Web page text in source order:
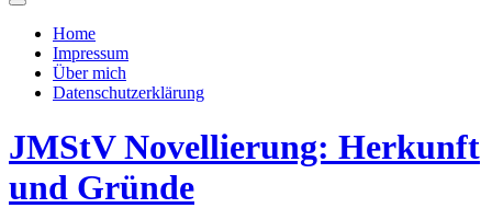
Suchfeld
ein-/ausblenden
Home
Impressum
Über mich
Datenschutzerklärung
JMStV Novellierung: Herkunft
und Gründe